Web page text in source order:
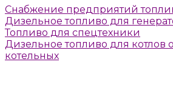
Снабжение предприятий
Дизельное топливо для
Топливо для спецтехники
Дизельное топливо для котлов
котельных